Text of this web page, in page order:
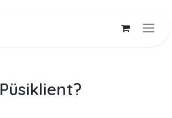
Püsiklient?